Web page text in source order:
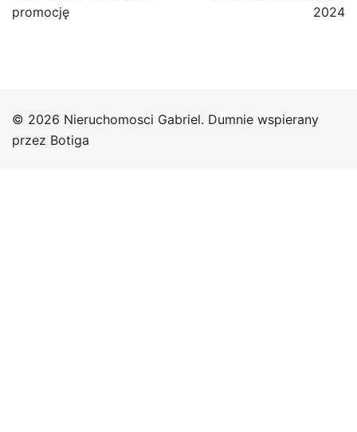
promocję
2024
© 2026 Nieruchomosci Gabriel. Dumnie wspierany
przez Botiga